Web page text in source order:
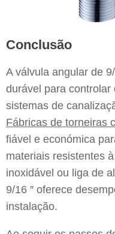
Conclusão
A válvula angular de
durável para
sistemas de
Fábricas de torneiras
fiável e económica
materiais resistentes
inoxidável ou liga de
9/16 ″ oferece
instalação.